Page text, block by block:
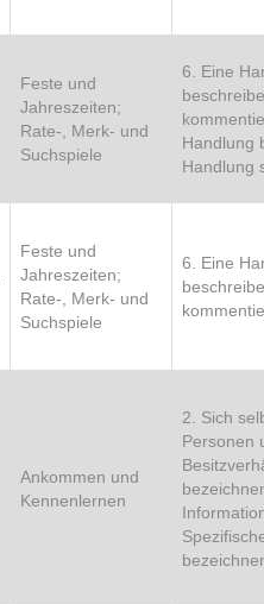
Feste und
Jahreszeiten;
Rate-, Merk- und
Suchspiele
6. Eine
Handlung
Handlung
Feste und
Jahreszeiten;
Rate-, Merk- und
Suchspiele
6. Eine
Ankommen und
Kennenlernen
2. Sich
Personen